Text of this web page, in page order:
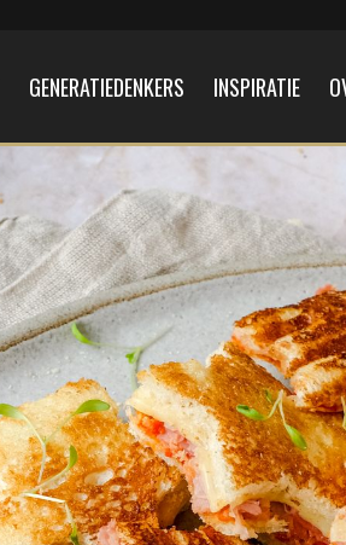
GENERATIEDENKERS INSPIRATIE